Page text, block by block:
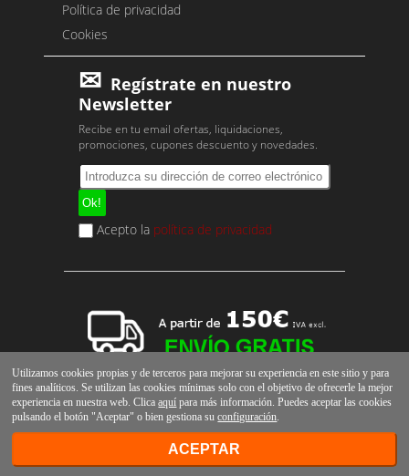
Política de privacidad
Cookies
Regístrate en nuestro
Newsletter
Recibe en tu email ofertas, liquidaciones,
promociones, cupones descuento y novedades.
Acepto la política de privacidad
Utilizamos cookies propias y de terceros para mejorar su experiencia en este sitio y para
fines analíticos. Se utilizan las cookies mínimas solo con el objetivo de ofrecerle la mejor
experiencia en nuestra web. Clicaaquí para más información. Puedes aceptar las cookies
pulsando el botón "Aceptar" o bien gestiona suconfiguración.
ACEPTAR